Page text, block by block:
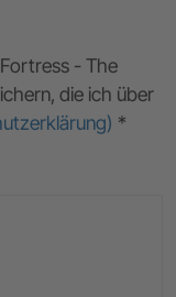
- The
die ich über
*